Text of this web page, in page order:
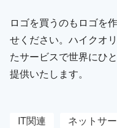
ロゴを買うのもロゴを
せください。ハイクオ
たサービスで世界にひ
提供いたします。
IT関連 ネットサ